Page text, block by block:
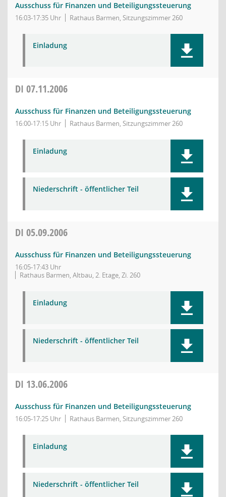
Ausschuss für Finanzen und Beteiligungssteuerung
16:03-17:35 Uhr Rathaus Barmen, Sitzungszimmer 260
Einladung
DI 07.11.2006
Ausschuss für Finanzen und Beteiligungssteuerung
16:00-17:15 Uhr Rathaus Barmen, Sitzungszimmer 260
Einladung
Niederschrift - öffentlicher Teil
DI 05.09.2006
Ausschuss für Finanzen und Beteiligungssteuerung
16:05-17:43 Uhr
Rathaus Barmen, Altbau, 2. Etage, Zi. 260
Einladung
Niederschrift - öffentlicher Teil
DI 13.06.2006
Ausschuss für Finanzen und Beteiligungssteuerung
16:05-17:25 Uhr Rathaus Barmen, Sitzungszimmer 260
Einladung
Niederschrift - öffentlicher Teil